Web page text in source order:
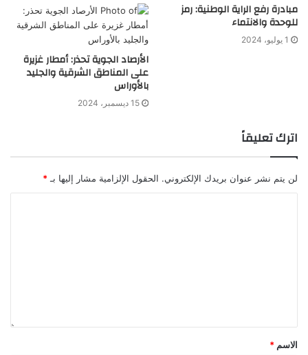
مبادرة رفع الراية الوطنية: رمز
للوحدة والانتماء
1 يوليو، 2024
الأرصاد الجوية تحذر: أمطار غزيرة
على المناطق الشرقية والجليد
بالأوراس
15 ديسمبر، 2024
اترك تعليقاً
لن يتم نشر عنوان بريدك الإلكتروني. الحقول الإلزامية مشار إليها بـ *
الاسم *